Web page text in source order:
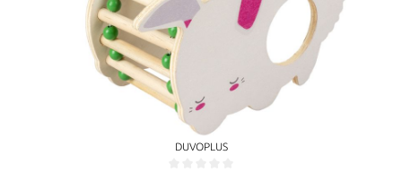
DUVOPLUS